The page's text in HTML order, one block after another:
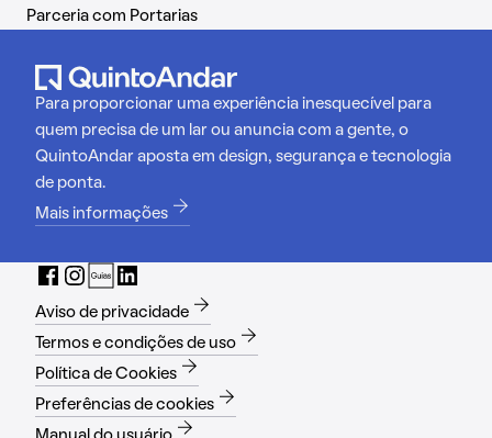
Parceria com Portarias
Para proporcionar uma experiência inesquecível para
quem precisa de um lar ou anuncia com a gente, o
QuintoAndar aposta em design, segurança e tecnologia
de ponta.
Mais informações
Aviso de privacidade
Termos e condições de uso
Política de Cookies
Preferências de cookies